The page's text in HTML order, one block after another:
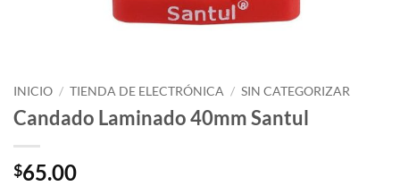
INICIO / TIENDA DE ELECTRÓNICA / SIN CATEGORIZAR
Candado Laminado 40mm Santul
$65.00